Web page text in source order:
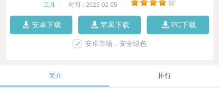
工具 时间：2025-02-05
安卓下载 苹果下载 PC下载
安卓市场，安全绿色
简介 排行